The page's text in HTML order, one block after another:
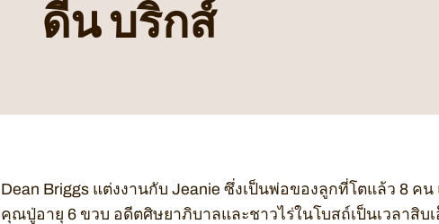
ดีน บริกส์
Dean Briggs แต่งงานกับ Jeanie ซึ่งเป็นพ่อของลูกที่โตแล้ว 8 ค
คุณปู่อายุ 6 ขวบ อดีตศิษยาภิบาลและชาวไร่ในโบสถ์เป็นเวลาสิบ